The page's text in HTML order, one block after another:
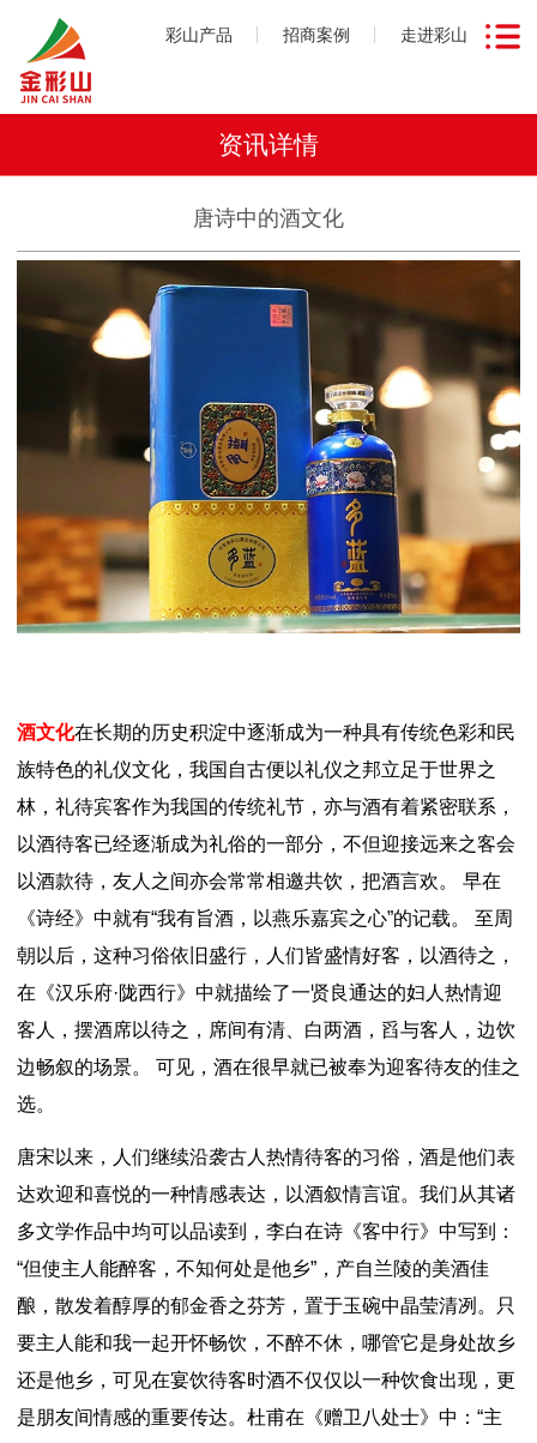
彩山产品 招商案例 走进彩山
资讯详情
唐诗中的酒文化
酒文化在长期的历史积淀中逐渐成为一种具有传统色彩和民
族特色的礼仪文化，我国自古便以礼仪之邦立足于世界之
林，礼待宾客作为我国的传统礼节，亦与酒有着紧密联系，
以酒待客已经逐渐成为礼俗的一部分，不但迎接远来之客会
以酒款待，友人之间亦会常常相邀共饮，把酒言欢。 早在
《诗经》中就有“我有旨酒，以燕乐嘉宾之心”的记载。 至周
朝以后，这种习俗依旧盛行，人们皆盛情好客，以酒待之，
在《汉乐府·陇西行》中就描绘了一贤良通达的妇人热情迎
客人，摆酒席以待之，席间有清、白两酒，舀与客人，边饮
边畅叙的场景。 可见，酒在很早就已被奉为迎客待友的佳之
选。
唐宋以来，人们继续沿袭古人热情待客的习俗，酒是他们表
达欢迎和喜悦的一种情感表达，以酒叙情言谊。我们从其诸
多文学作品中均可以品读到，李白在诗《客中行》中写到：
“但使主人能醉客，不知何处是他乡”，产自兰陵的美酒佳
酿，散发着醇厚的郁金香之芬芳，置于玉碗中晶莹清冽。只
要主人能和我一起开怀畅饮，不醉不休，哪管它是身处故乡
还是他乡，可见在宴饮待客时酒不仅仅以一种饮食出现，更
是朋友间情感的重要传达。杜甫在《赠卫八处士》中：“主